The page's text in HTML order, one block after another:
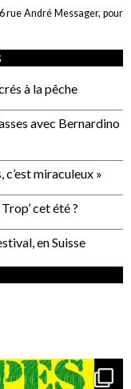
rue André Messager, pour
à la pêche
avec Bernardino
c’est miraculeux »
cet été ?
en Suisse